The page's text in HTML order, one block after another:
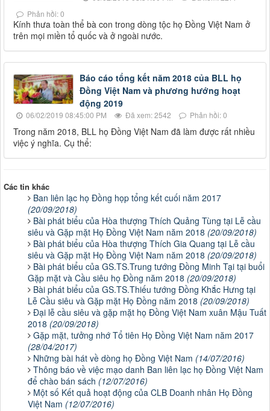
Phản hồi: 0
Kính thưa toàn thể bà con trong dòng tộc họ Đồng Việt Nam ở
trên mọi miền tổ quốc và ở ngoài nước.
Báo cáo tổng kết năm 2018 của BLL họ
Đồng Việt Nam và phương hướng hoạt
động 2019
06/02/2019 08:45:00 PM Đã xem: 2542 Phản hồi: 0
Trong năm 2018, BLL họ Đồng Việt Nam đã làm được rất nhiều
việc ý nghĩa. Cụ thể:
Các tin khác
Ban liên lạc họ Đồng họp tổng kết cuối năm 2017
(20/09/2018)
Bài phát biểu của Hòa thượng Thích Quảng Tùng tại Lễ cầu
siêu và Gặp mặt Họ Đồng Việt Nam năm 2018 (20/09/2018)
Bài phát biểu của Hòa thượng Thích Gia Quang tại Lễ cầu
siêu và Gặp mặt Họ Đồng Việt Nam năm 2018 (20/09/2018)
Bài phát biểu của GS.TS.Trung tướng Đồng Minh Tại tại buổi
Gặp mặt và Cầu siêu họ Đồng năm 2018 (20/09/2018)
Bài phát biểu của GS.TS.Thiếu tướng Đồng Khắc Hưng tại
Lễ Cầu siêu và Gặp mặt Họ Đồng năm 2018 (20/09/2018)
Đại lễ cầu siêu và gặp mặt họ Đồng Việt Nam xuân Mậu Tuất
2018 (20/09/2018)
Gặp mặt, tưởng nhớ Tổ tiên Họ Đồng Việt Nam năm 2017
(28/04/2017)
Những bài hát về dòng họ Đồng Việt Nam (14/07/2016)
Thông báo về việc mạo danh Ban liên lạc họ Đồng Việt Nam
để chào bán sách (12/07/2016)
Một số Kết quả hoạt động của CLB Doanh nhân Họ Đồng
Việt Nam (12/07/2016)